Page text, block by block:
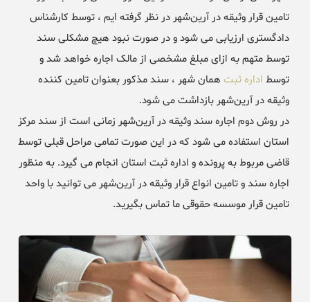
تامین قرار وثیقه در آرین‌شهر در نظر گرفته ایم ، توسط کارشناس
دادگستری ارزیابی می شود و در صورت نبود هیچ مشکلی سند
توسط متهم به ازای مبلغ مشخصی از مالک اجاره خواهد شد و
توسط اداره ثبت همان شهر ، سند مذکور بعنوان تامین کننده
وثیقه در آرین‌شهر بازداشت می شود.
در روش دوم اجاره سند وثیقه در آرین‌شهر زمانی است از سند مرکز
استان استفاده می شود که در این صورت تمامی مراحل قبلی توسط
قاضی مربوط به پرونده و اداره ثبت استان انجام می گیرد. به منظور
اجاره سند و تامین انواع قرار وثیقه در آرین‌شهر می توانید با واحد
تامین قرار موسسه حقوقی ما تماس بگیرید.